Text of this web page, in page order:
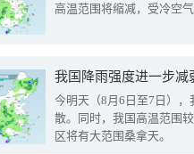
高温范围将缩减，受冷空
今明天（8月6日至7日）
散。同时，我国高温范围
区将有大范围桑拿天。